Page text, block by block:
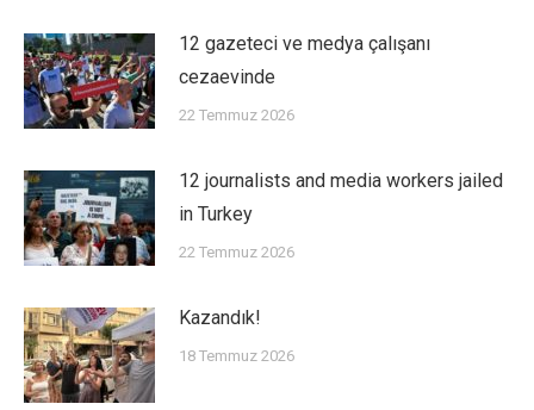
12 gazeteci ve medya çalışanı
cezaevinde
22 Temmuz 2026
12 journalists and media workers jailed
in Turkey
22 Temmuz 2026
Kazandık!
18 Temmuz 2026